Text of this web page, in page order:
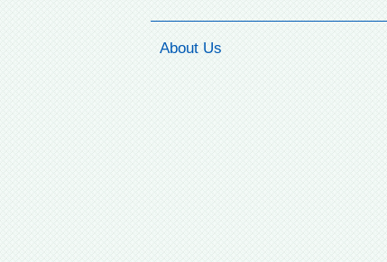
About Us